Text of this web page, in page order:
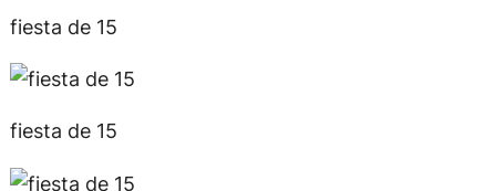
fiesta de 15
fiesta de 15